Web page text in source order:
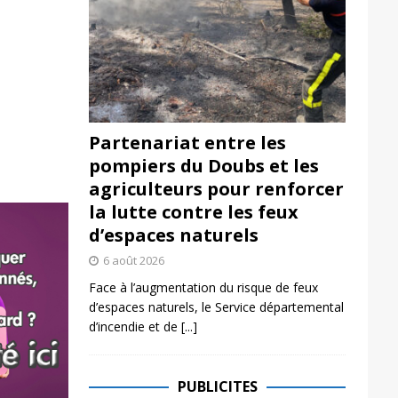
Partenariat entre les
pompiers du Doubs et les
agriculteurs pour renforcer
la lutte contre les feux
d’espaces naturels
6 août 2026
Face à l’augmentation du risque de feux
d’espaces naturels, le Service départemental
d’incendie et de [...]
PUBLICITES